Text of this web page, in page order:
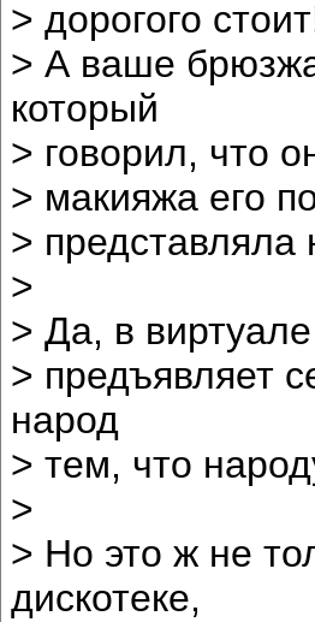
> дорогого
> А ваше
который
> говорил, что
> макияжа его
> представляла
>
> Да, в
> предъявляет
народ
> тем, что
>
> Но это ж не
дискотеке,